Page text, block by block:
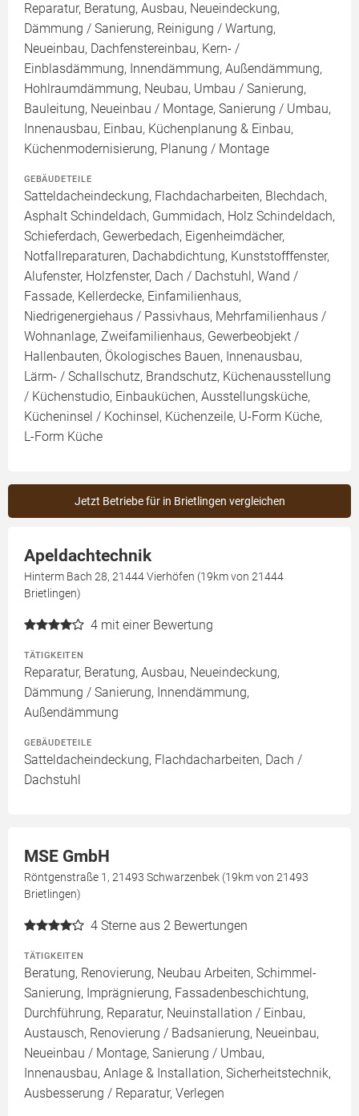
Reparatur, Beratung, Ausbau, Neueindeckung,
Dämmung / Sanierung, Reinigung / Wartung,
Neueinbau, Dachfenstereinbau, Kern- /
Einblasdämmung, Innendämmung, Außendämmung,
Hohlraumdämmung, Neubau, Umbau / Sanierung,
Bauleitung, Neueinbau / Montage, Sanierung / Umbau,
Innenausbau, Einbau, Küchenplanung & Einbau,
Küchenmodernisierung, Planung / Montage
GEBÄUDETEILE
Satteldacheindeckung, Flachdacharbeiten, Blechdach,
Asphalt Schindeldach, Gummidach, Holz Schindeldach,
Schieferdach, Gewerbedach, Eigenheimdächer,
Notfallreparaturen, Dachabdichtung, Kunststofffenster,
Alufenster, Holzfenster, Dach / Dachstuhl, Wand /
Fassade, Kellerdecke, Einfamilienhaus,
Niedrigenergiehaus / Passivhaus, Mehrfamilienhaus /
Wohnanlage, Zweifamilienhaus, Gewerbeobjekt /
Hallenbauten, Ökologisches Bauen, Innenausbau,
Lärm- / Schallschutz, Brandschutz, Küchenausstellung
/ Küchenstudio, Einbauküchen, Ausstellungsküche,
Kücheninsel / Kochinsel, Küchenzeile, U-Form Küche,
L-Form Küche
Jetzt Betriebe für in Brietlingen vergleichen
Apeldachtechnik
Hinterm Bach 28, 21444 Vierhöfen (19km von 21444
Brietlingen)
4 mit einer Bewertung
TÄTIGKEITEN
Reparatur, Beratung, Ausbau, Neueindeckung,
Dämmung / Sanierung, Innendämmung,
Außendämmung
GEBÄUDETEILE
Satteldacheindeckung, Flachdacharbeiten, Dach /
Dachstuhl
MSE GmbH
Röntgenstraße 1, 21493 Schwarzenbek (19km von 21493
Brietlingen)
4 Sterne aus 2 Bewertungen
TÄTIGKEITEN
Beratung, Renovierung, Neubau Arbeiten, Schimmel-
Sanierung, Imprägnierung, Fassadenbeschichtung,
Durchführung, Reparatur, Neuinstallation / Einbau,
Austausch, Renovierung / Badsanierung, Neueinbau,
Neueinbau / Montage, Sanierung / Umbau,
Innenausbau, Anlage & Installation, Sicherheitstechnik,
Ausbesserung / Reparatur, Verlegen